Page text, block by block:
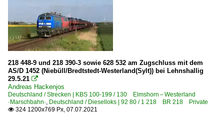
218 448-9 und 218 390-3 sowie 628 532 am Zugschluss mit dem
AS/D 1452 (Niebüll/Bredtstedt-Westerland(Sylt)) bei Lehnshallig
29.5.21 
Andreas Hackenjos
Deutschland / Strecken | KBS 100-199 / 130 Elmshorn – Westerland
·Marschbahn·, Deutschland / Dieselloks | 92 80 / 1 218 BR 218 Private
 324 1200x769 Px, 07.07.2021